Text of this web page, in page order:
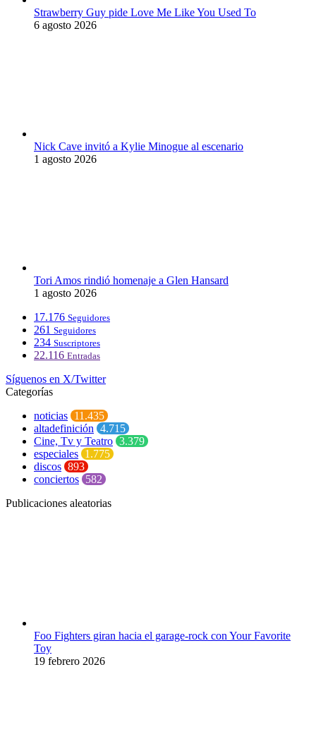
Strawberry Guy pide Love Me Like You Used To
6 agosto 2026
Nick Cave invitó a Kylie Minogue al escenario
1 agosto 2026
Tori Amos rindió homenaje a Glen Hansard
1 agosto 2026
17.176 Seguidores
261 Seguidores
234 Suscriptores
22.116 Entradas
Síguenos en X/Twitter
Categorías
noticias 11.435
altadefinición 4.715
Cine, Tv y Teatro 3.379
especiales 1.775
discos 893
conciertos 582
Publicaciones aleatorias
Foo Fighters giran hacia el garage-rock con Your Favorite
Toy
19 febrero 2026